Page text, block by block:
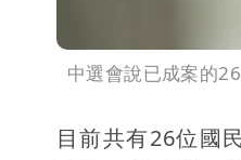
中選會說已成案的
目前共有26位國